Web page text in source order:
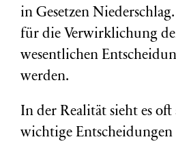
in Gesetzen
für die Verwirklichung
wesentlichen
werden.
In der Realität sieht es oft
wichtige Entscheidungen